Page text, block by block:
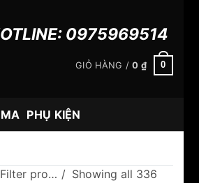
0975969514
GIỎ HÀNG /0 ₫ 0
PHỤ KIỆN
Filter products
Showing all 336